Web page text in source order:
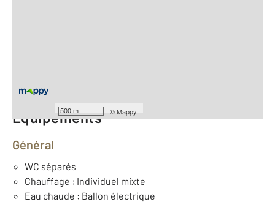
500 m ©Mappy
Équipements
Général
WC séparés
Chauffage : Individuel mixte
Eau chaude : Ballon électrique